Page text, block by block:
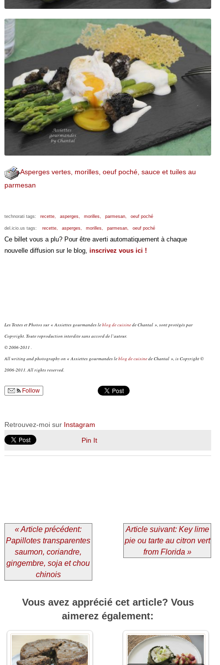
Asperges vertes, morilles, oeuf poché, sauce et tuiles au
parmesan
technorati tags: recette, asperges, morilles, parmesan, oeuf poché
del.icio.us tags: recette, asperges, morilles, parmesan, oeuf poché
Ce billet vous a plu? Pour être averti automatiquement à chaque
nouvelle diffusion sur le blog, inscrivez vous ici !
Les Textes et Photos sur « Assiettes gourmandes leblog de cuisinede Chantal », sont protégés par
Copyright. Toute reproduction interdite sans accord de l’auteur.
© 2006-2011 .
All writing and photography on « Assiettes gourmandes leblog de cuisinede Chantal », is Copyright ©
2006-2011. All rights reserved.
Follow
Retrouvez-moi sur Instagram
Pin It
« Article précédent:
Papillotes transparentes
saumon, coriandre,
gingembre, soja et chou
chinois
Article suivant: Key lime
pie ou tarte au citron vert
from Florida »
Vous avez apprécié cet article? Vous
aimerez également: